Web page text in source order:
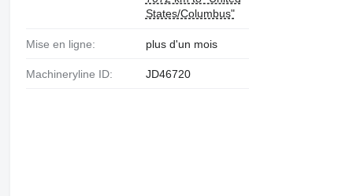
States/Columbus"
Mise en ligne: plus d'un mois
Machineryline ID: JD46720